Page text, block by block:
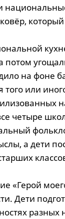
потом
на фоне
или
четыре
а дети
«Герой
Дети
разных